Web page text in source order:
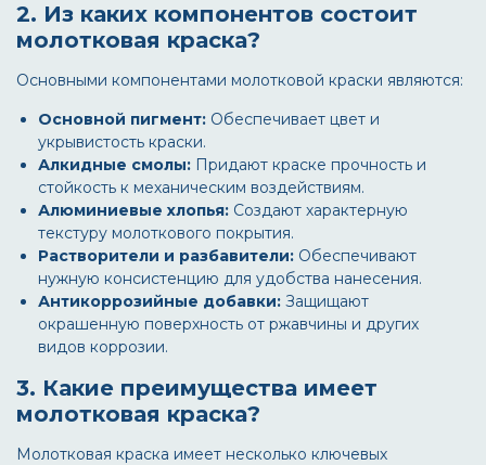
2. Из каких компонентов состоит
молотковая краска?
Основными компонентами молотковой краски являются:
Основной пигмент: Обеспечивает цвет и
укрывистость краски.
Алкидные смолы: Придают краске прочность и
стойкость к механическим воздействиям.
Алюминиевые хлопья: Создают характерную
текстуру молоткового покрытия.
Растворители и разбавители: Обеспечивают
нужную консистенцию для удобства нанесения.
Антикоррозийные добавки: Защищают
окрашенную поверхность от ржавчины и других
видов коррозии.
3. Какие преимущества имеет
молотковая краска?
Молотковая краска имеет несколько ключевых